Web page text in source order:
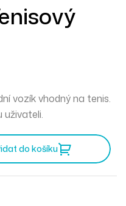
vozík vhodný na tenis.
uživateli.
do košíku